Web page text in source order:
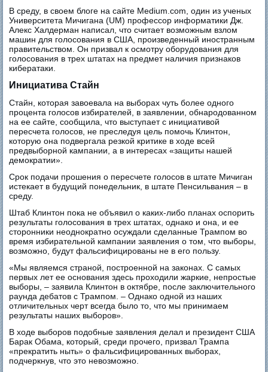
В среду, в своем блоге на сайте Medium.com, один из ученых
Университета Мичигана (UM) профессор информатики Дж.
Алекс Халдерман написал, что считает возможным взлом
машин для голосования в США, произведенный иностранным
правительством. Он призвал к осмотру оборудования для
голосования в трех штатах на предмет наличия признаков
кибератаки.
Инициатива Стайн
Стайн, которая завоевала на выборах чуть более одного
процента голосов избирателей, в заявлении, обнародованном
на ее сайте, сообщила, что выступает с инициативой
пересчета голосов, не преследуя цель помочь Клинтон,
которую она подвергала резкой критике в ходе всей
предвыборной кампании, а в интересах «защиты нашей
демократии».
Срок подачи прошения о пересчете голосов в штате Мичиган
истекает в будущий понедельник, в штате Пенсильвания – в
среду.
Штаб Клинтон пока не объявил о каких-либо планах оспорить
результаты голосования в трех штатах, однако и она, и ее
сторонники неоднократно осуждали сделанные Трампом во
время избирательной кампании заявления о том, что выборы,
возможно, будут фальсифицированы не в его пользу.
«Мы являемся страной, построенной на законах. С самых
первых лет ее основания здесь проходили жаркие, непростые
выборы, – заявила Клинтон в октябре, после заключительного
раунда дебатов с Трампом. – Однако одной из наших
отличительных черт всегда было то, что мы принимаем
результаты наших выборов».
В ходе выборов подобные заявления делал и президент США
Барак Обама, который, среди прочего, призвал Трампа
«прекратить ныть» о фальсифицированных выборах,
подчеркнув, что это невозможно.